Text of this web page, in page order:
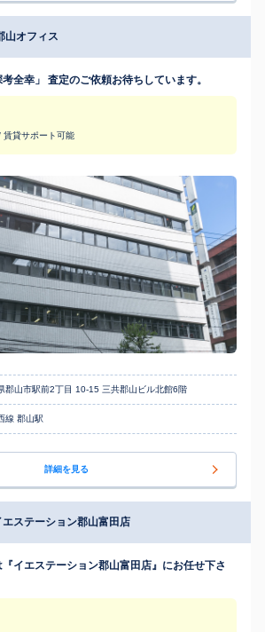
オフィス
全幸」 査定のご依頼お待ちしています。
賃貸サポート可能
郡山市駅前2丁目 10-15 三共郡山ビル北館6階
線 郡山駅
詳細を見る
ステーション郡山富田店
イエステーション郡山富田店』にお任せ下さ